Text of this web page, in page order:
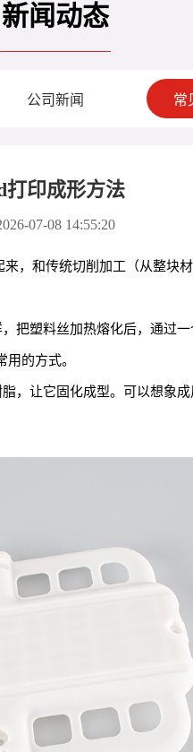
新闻动态
公司新闻 常
打印成形方法
07-08 14:55:20
，和传统切削加工（从整块
把塑料丝加热熔化后，通过
的方式。
让它固化成型。可以想象